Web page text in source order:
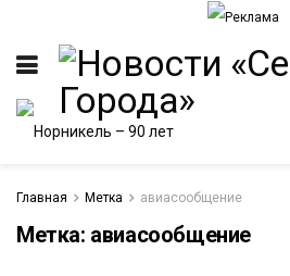
Главная Метка авиасообщение
Метка: авиасообщение